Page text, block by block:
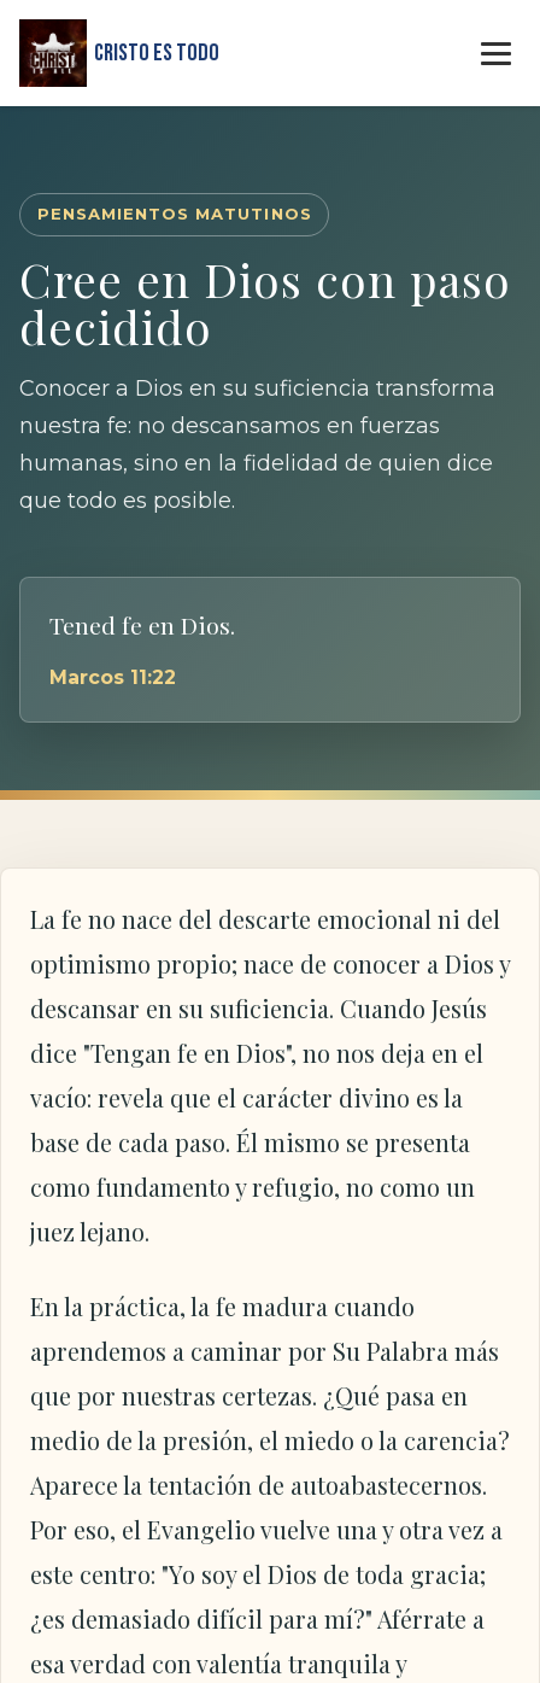
Cristo Es Todo
PENSAMIENTOS MATUTINOS
Cree en Dios con paso
decidido
Conocer a Dios en su suficiencia transforma
nuestra fe: no descansamos en fuerzas
humanas, sino en la fidelidad de quien dice
que todo es posible.
Tened fe en Dios.
Marcos 11:22
La fe no nace del descarte emocional ni del
optimismo propio; nace de conocer a Dios y
descansar en su suficiencia. Cuando Jesús
dice "Tengan fe en Dios", no nos deja en el
vacío: revela que el carácter divino es la
base de cada paso. Él mismo se presenta
como fundamento y refugio, no como un
juez lejano.
En la práctica, la fe madura cuando
aprendemos a caminar por Su Palabra más
que por nuestras certezas. ¿Qué pasa en
medio de la presión, el miedo o la carencia?
Aparece la tentación de autoabastecernos.
Por eso, el Evangelio vuelve una y otra vez a
este centro: "Yo soy el Dios de toda gracia;
¿es demasiado difícil para mí?" Aférrate a
esa verdad con valentía tranquila y